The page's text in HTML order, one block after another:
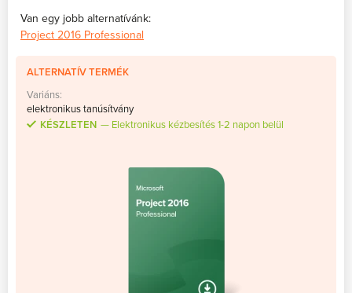
Van egy jobb alternatívánk:
Project 2016 Professional
ALTERNATÍV TERMÉK
Variáns:
elektronikus tanúsítvány
KÉSZLETEN
Elektronikus kézbesítés 1-2 napon belül